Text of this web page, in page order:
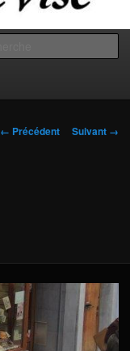
Navigation
← Précédent Suivant →